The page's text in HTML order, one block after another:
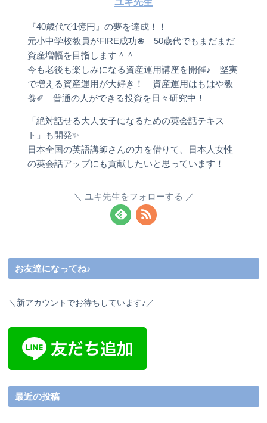
『40歳代で1億円』の夢を達成！！
元小中学校教員がFIRE成功❀ 50歳代でもまだまだ
資産増幅を目指します＾＾
今も老後も楽しみになる資産運用講座を開催♪ 堅実
で増える資産運用が大好き！ 資産運用はもはや教
養✐ 普通の人ができる投資を日々研究中！
「絶対話せる大人女子になるための英会話テキス
ト」も開発✨
日本全国の英語講師さんの力を借りて、日本人女性
の英会話アップにも貢献したいと思っています！
ユキ先生をフォローする
お友達になってね♪
＼新アカウントでお待ちしています♪／
最近の投稿